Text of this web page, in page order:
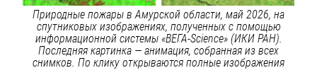
Природные пожары в Амурской области, май 2026, на
спутниковых изображениях, полученных с помощью
информационной системы «ВЕГА-Science» (ИКИ РАН).
Последняя картинка — анимация, собранная из всех
снимков. По клику открываются полные изображения